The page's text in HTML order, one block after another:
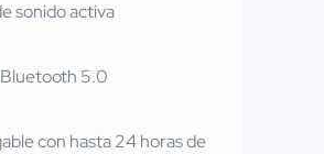
sonido activa
5.0
con hasta 24 horas de